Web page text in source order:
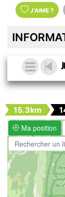
J'AIME ?
15.3km
Ma position